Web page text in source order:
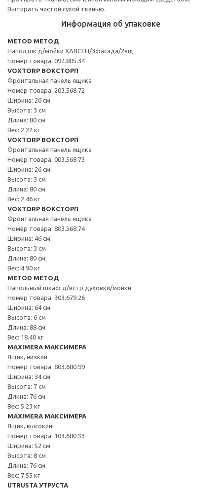
Вытирать чистой сухой тканью.
Информация об упаковке
METOD МЕТОД
Напол шк д/мойки ХАВСЕН/3фасада/2ящ
Номер товара: 092.805.34
VOXTORP ВОКСТОРП
Фронтальная панель ящика
Номер товара: 203.568.72
Ширина: 26 см
Высота: 3 см
Длина: 80 см
Вес: 2.22 кг
VOXTORP ВОКСТОРП
Фронтальная панель ящика
Номер товара: 003.568.73
Ширина: 26 см
Высота: 3 см
Длина: 80 см
Вес: 2.46 кг
VOXTORP ВОКСТОРП
Фронтальная панель ящика
Номер товара: 803.568.74
Ширина: 46 см
Высота: 3 см
Длина: 80 см
Вес: 4.90 кг
METOD МЕТОД
Напольный шкаф д/встр духовки/мойки
Номер товара: 303.679.26
Ширина: 64 см
Высота: 6 см
Длина: 88 см
Вес: 18.40 кг
MAXIMERA МАКСИМЕРА
Ящик, низкий
Номер товара: 803.680.99
Ширина: 34 см
Высота: 7 см
Длина: 76 см
Вес: 5.23 кг
MAXIMERA МАКСИМЕРА
Ящик, высокий
Номер товара: 103.680.93
Ширина: 52 см
Высота: 8 см
Длина: 76 см
Вес: 7.55 кг
UTRUSTA УТРУСТА